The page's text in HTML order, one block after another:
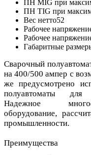
ПН MIG при
ПН TIG при
Вес нетто52
Рабочее
Рабочее
Габаритные
Сварочный
на 400/500 ампер с
же предусмотрено
полуавтоматы для
Надежное
оборудование,
промышленности.
Преимущества